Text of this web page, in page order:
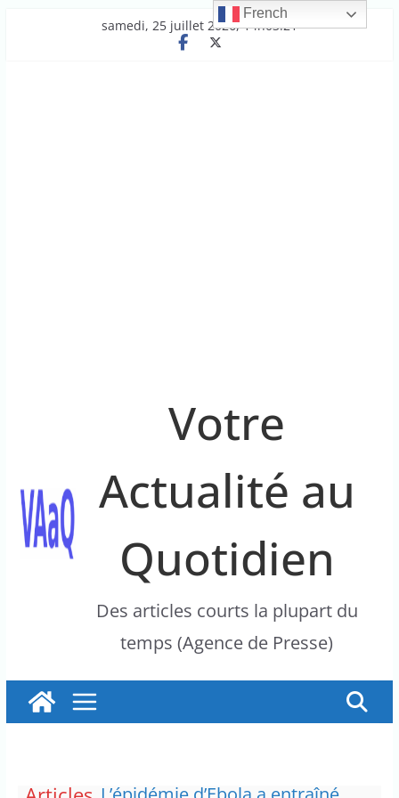
samedi, 25 juillet 2026, 14h03:21
Votre
Actualité au
Quotidien
Des articles courts la plupart du
temps (Agence de Presse)
French